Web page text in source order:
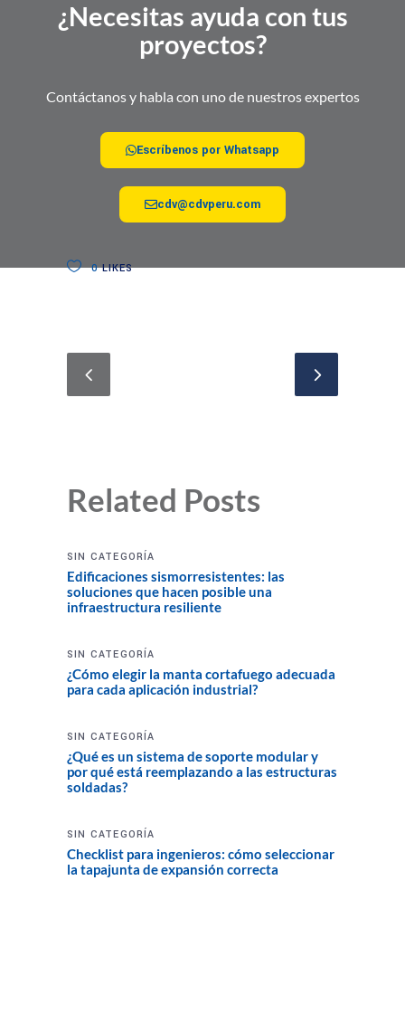
¿Necesitas ayuda con tus
proyectos?
Contáctanos y habla con uno de nuestros expertos
Escríbenos por Whatsapp
cdv@cdvperu.com
0LIKES
Related Posts
SIN CATEGORÍA
Edificaciones sismorresistentes: las
soluciones que hacen posible una
infraestructura resiliente
SIN CATEGORÍA
¿Cómo elegir la manta cortafuego adecuada
para cada aplicación industrial?
SIN CATEGORÍA
¿Qué es un sistema de soporte modular y
por qué está reemplazando a las estructuras
soldadas?
SIN CATEGORÍA
Checklist para ingenieros: cómo seleccionar
la tapajunta de expansión correcta